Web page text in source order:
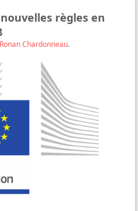
règles en
Ronan Chardonneau.